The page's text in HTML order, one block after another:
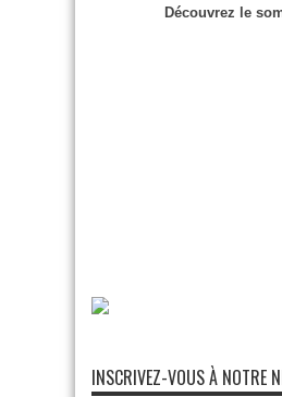
Découvrez le
INSCRIVEZ-VOUS À NOTRE